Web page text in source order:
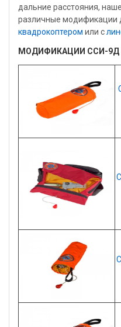
дальние расстояния,
различные модификации
квадрокоптером или с
МОДИФИКАЦИИ ССИ-9Д